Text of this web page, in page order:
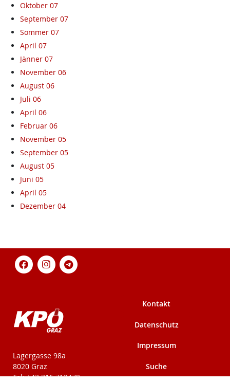
Oktober 07
September 07
Sommer 07
April 07
Jänner 07
November 06
August 06
Juli 06
April 06
Februar 06
November 05
September 05
August 05
Juni 05
April 05
Dezember 04
KPÖ-Steiermark
Lagergasse 98a
8020 Graz
Tel: +43 316 712479
Kontakt
Datenschutz
Impressum
Suche